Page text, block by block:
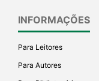
INFORMAÇÕES
Para Leitores
Para Autores